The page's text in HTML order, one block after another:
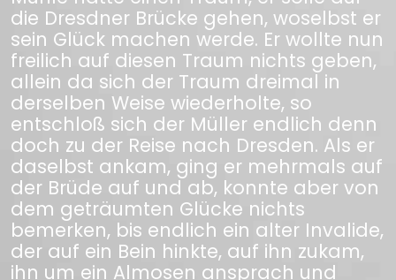
die Dresdner Brücke gehen, woselbst er
sein Glück machen werde. Er wollte nun
freilich auf diesen Traum nichts geben,
allein da sich der Traum dreimal in
derselben Weise wiederholte, so
entschloß sich der Müller endlich denn
doch zu der Reise nach Dresden. Als er
daselbst ankam, ging er mehrmals auf
der Brüde auf und ab, konnte aber von
dem geträumten Glücke nichts
bemerken, bis endlich ein alter Invalide,
der auf ein Bein hinkte, auf ihn zukam,
ihn um ein Almosen ansprach und